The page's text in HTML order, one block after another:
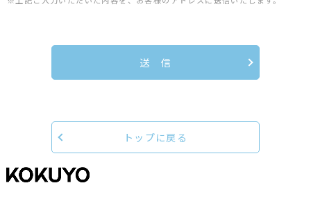
送 信
トップに戻る